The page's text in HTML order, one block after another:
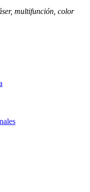
multifunción, color